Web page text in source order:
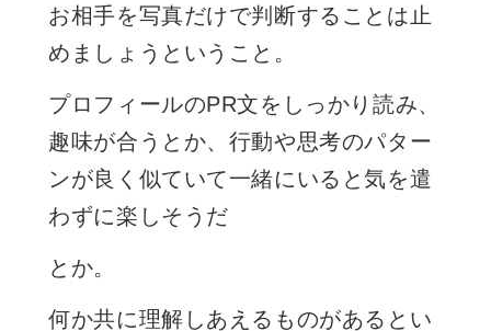
お相手を写真だけで判断することは止
めましょうということ。
プロフィールのPR文をしっかり読み、
趣味が合うとか、行動や思考のパター
ンが良く似ていて一緒にいると気を遣
わずに楽しそうだ
とか。
何か共に理解しあえるものがあるとい